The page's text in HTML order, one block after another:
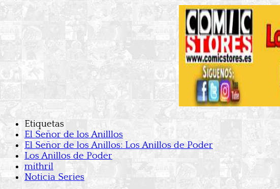
Etiquetas
El Señor de los Anilllos
El Señor de los Anillos: Los Anillos de Poder
Los Anillos de Poder
mithril
Noticia Series